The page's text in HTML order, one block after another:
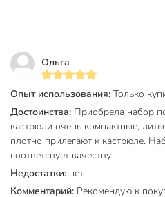
Страна производства
Материал корпуса
Антипригарное покрытие
Ольга
Опыт использования: Только
Достоинства: Приобрела набор
кастрюли очень компактные,
плотно прилегают к кастрюле.
соответсвует качеству.
Недостатки: нет
Комментарий: Рекомендую к